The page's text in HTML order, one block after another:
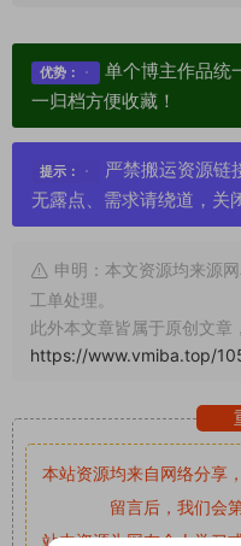
优势：
单个博主作品统
一归档方便收藏！
提示：
严禁搬运资源链
无露点、需求请绕道，关
申明：本文资源均来源
工单处理。
此外本文章皆属于原创文章
https://www.vmiba.top/
本站资源均来自网络分享
留言后，我们会
站内资源为网友个人学习